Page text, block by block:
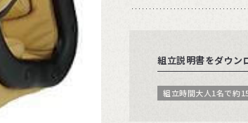
組立説明書をダウン
組立時間大人1名で約